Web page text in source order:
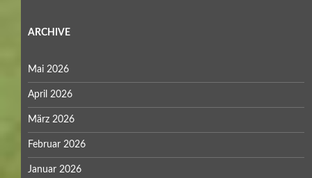
ARCHIVE
Mai 2026
April 2026
März 2026
Februar 2026
Januar 2026